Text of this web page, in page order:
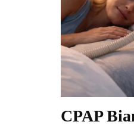
CPAP